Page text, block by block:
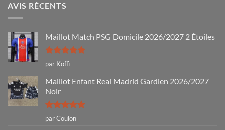
AVIS RÉCENTS
Maillot Match PSG Domicile 2026/2027 2 Étoiles
Note5sur
5
par Koffi
Maillot Enfant Real Madrid Gardien 2026/2027
Noir
Note5sur
5
par Coulon